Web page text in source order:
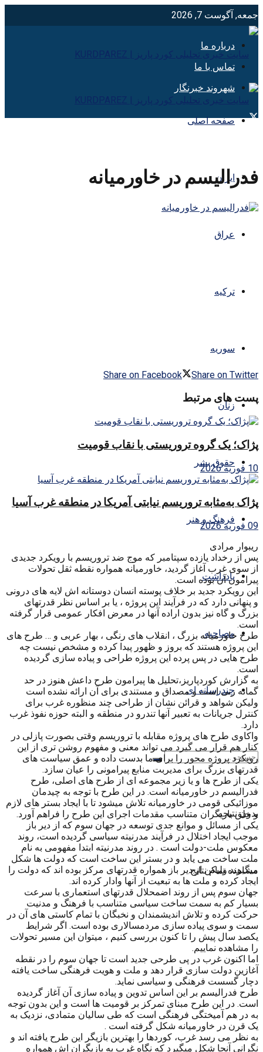
جمعه, آگوست 7, 2026
درباره ما
تماس با ما
شهروند خبرنگار
صفحه اصلی
ایران
عراق
ترکیه
سوریه
زنان
حقوق بشر
فرهنگ و هنر
یادداشت
مصاحبه
چندرسانه ای
بدون نتیجه
مشاهده تمام نتایج
فدرالیسم در خاورمیانه
Share on Facebook Share on Twitter
پست های مرتبط
پژاک؛ یک گروه تروریستی با نقاب قومیت
10 فوریه 2026
پژاک به‌مثابه تروریسم نیابتی آمریکا در منطقه غرب آسیا
09 فوریه 2026
ریبوار مرادی
پس از رخداد یازده سپتامبر که موج ضد تروریسم با رویکرد جدیدی
از سوی غرب آغاز گردید، خاورمیانه همواره نقطه ثقل تحولات
پیرامون آن بوده است.
این رویکرد جدید بر خلاف پوسته انسان دوستانه اش لایه های درونی
و پنهانی دارد که در فرآیند این پروژه ، یا بر اساس نظر قدرتهای
بزرگ و گاه نیز بدون اراده آنها در معرض افکار عمومی قرار گرفته
است.
طرح خاورمیانه بزرگ ، انقلاب های رنگی ، بهار عربی و … طرح های
این پروژه هستند که بروز و ظهور پیدا کرده و مشخص نیست چه
طرح هایی در پس پرده این پروژه طراحی و پیاده سازی گردیده
است.
به گزارش کوردپاریز،تحلیل ها پیرامون طرح داعش هنوز در حد
گمانه زنی است و مصداق و مستندی برای آن ارائه نشده است
ولیکن شواهد و قرائن نشان از طراحی چند منظوره غرب برای
کنترل جریانات به تعبیر آنها تندرو در منطقه و البته حوزه نفوذ غرب
دارد.
واکاوی طرح های پروژه مقابله با تروریسم وقتی بصورت پازلی در
کنار هم قرار می گیرد می تواند معنی و مفهوم روشن تری از این
رویکرد پروژه محور را برای ما بدست داده و عمق سیاست های
قدرتهای بزرگ برای مدیربت منابع پیرامونی را عیان سازد.
یکی از طرح ها و یا زیر مجموعه ای از طرح های اصلی، طرح
فدرالیسم در خاورمیانه است. در این طرح با توجه به چیدمان
موزائیکی قومی در خاورمیانه تلاش میشود تا با ایجاد بستر های لازم
و خلق بازیگران متناسب مقدمات اجرای این طرح را فراهم آورد.
یکی از مسائل و موانع جدی توسعه در جهان سوم که از دیر باز
موجب ایجاد اختلال در فرآیند مدرنیته سیاسی گردیده است، روند
معکوس ملت-دولت است . در روند مدرنیته ابتدا مفهومی به نام
ملت ساخت می یابد و در بستر این ساخت است که دولت ها شکل
میگیرند ولیکن از دیر باز همواره قدرتهای مرکز بوده اند که دولت را
ایجاد کرده و ملت ها به تبعیت از آنها وادار کرده اند.
جهان سوم پس از روند اضمحلال قدرتهای استعماری با سرعت
بسیار کم به سمت ساخت سیاسی متناسب با فرهنگ و مدنیت
حرکت کرده و تلاش اندیشمندان و نخبگان با تمام کاستی های آن در
سمت و سوی پیاده سازی مردمسالاری بوده است. اگر شرایط
یکصد سال پیش را تا کنون بررسی کنیم ، میتوان این مسیر تحولات
را مشاهده نماییم.
اما اکنون غرب در پی طرحی جدید است تا جهان سوم را در نقطه
آغازین دولت سازی قرار دهد و ملت و هویت فرهنگی ساخت یافته
دچار گسست فرهنگی و سیاسی نماید.
طرح فدرالیسم بر این اساس تدوین و پیاده سازی آن آغاز گردیده
است. در این طرح مبنای تمرکز بر قومیت ها است و این بدون توجه
به در هم آمیختگی فرهنگی است که طی سالیان متمادی، نزدیک به
یک قرن در خاورمیانه شکل گرفته است .
به نظر می رسد غرب، کوردها را بهترین بازیگر این طرح یافته اند و
نگرانی آنجا شکل میگیرد که نگاه غرب به بازیگران اش همواره